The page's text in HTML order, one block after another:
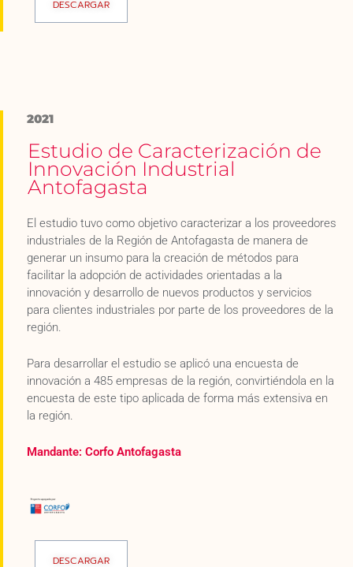
DESCARGAR
2021
Estudio de Caracterización de
Innovación Industrial
Antofagasta
El estudio tuvo como objetivo caracterizar a los proveedores
industriales de la Región de Antofagasta de manera de
generar un insumo para la creación de métodos para
facilitar la adopción de actividades orientadas a la
innovación y desarrollo de nuevos productos y servicios
para clientes industriales por parte de los proveedores de la
región.
Para desarrollar el estudio se aplicó una encuesta de
innovación a 485 empresas de la región, convirtiéndola en la
encuesta de este tipo aplicada de forma más extensiva en
la región.
Mandante: Corfo Antofagasta
DESCARGAR